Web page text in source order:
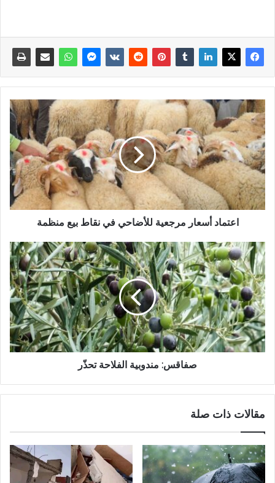
اعتماد أسعار مرجعية للأضاحي في نقاط بيع منظمة
صفاقس: مندوبية الفلاحة تحذّر
مقالات ذات صلة